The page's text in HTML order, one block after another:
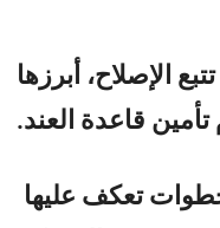
الإصلاح، أبرزها
تأمين قاعدة العند.
تعكف عليها